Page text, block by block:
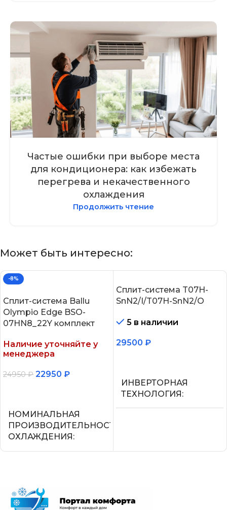
Частые ошибки при выборе места
для кондиционера: как избежать
перегрева и некачественного
охлаждения
Продолжить чтение
Может быть интересно:
-8%
Сплит-система Ballu
Olympio Edge BSO-
07HN8_22Y комплект
Наличие уточняйте у
менеджера
24950₽ 22950 ₽
НОМИНАЛЬНАЯ
ПРОИЗВОДИТЕЛЬНОСТЬ
ОХЛАЖДЕНИЯ
СЕТЕВОЙ КАБЕЛЬ
Сплит-система T07H-
SnN2/I/T07H-SnN2/O
5 в наличии
29500 ₽
ИНВЕРТОРНАЯ
ТЕХНОЛОГИЯ
МАКС.
2,25